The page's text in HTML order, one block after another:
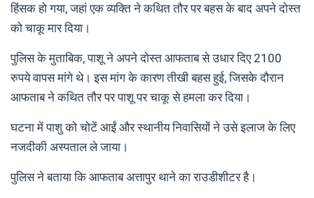
हिंसक हो गया, जहां एक व्यक्ति ने कथित तौर पर बहस के बाद अपने दोस्त
को चाकू मार दिया।
पुलिस के मुताबिक, पाशू ने अपने दोस्त आफताब से उधार दिए 2100
रुपये वापस मांगे थे। इस मांग के कारण तीखी बहस हुई, जिसके दौरान
आफताब ने कथित तौर पर पाशू पर चाकू से हमला कर दिया।
घटना में पाशु को चोटें आईं और स्थानीय निवासियों ने उसे इलाज के लिए
नजदीकी अस्पताल ले जाया।
पुलिस ने बताया कि आफताब अत्तापुर थाने का राउडीशीटर है।